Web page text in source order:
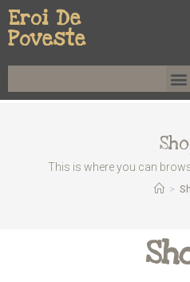
Eroi De
Poveste
This is where you can
>